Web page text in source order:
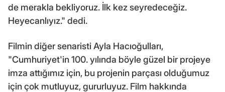
de merakla bekliyoruz. İlk kez seyredeceğiz.
Heyecanlıyız." dedi.
Filmin diğer senaristi Ayla Hacıoğulları,
"Cumhuriyet'in 100. yılında böyle güzel bir projeye
imza attığımız için, bu projenin parçası olduğumuz
için çok mutluyuz, gururluyuz. Film hakkında